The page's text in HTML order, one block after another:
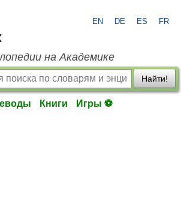
EN DE ES FR
на Академике
Найти!
Книги Игры ⚽